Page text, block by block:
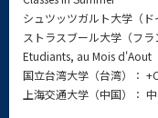
シュツッツガルト大学（
ストラスブール大学（フ
Etudiants, au Mois d'Aout
国立台湾大学（台湾）：
上海交通大学（中国）：